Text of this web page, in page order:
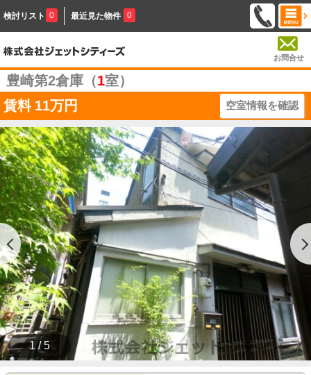
検討リスト 0 最近見た物件 0
お問合せ
豊崎第2倉庫（1室）
賃料 11万円 空室情報を確認
1 / 5